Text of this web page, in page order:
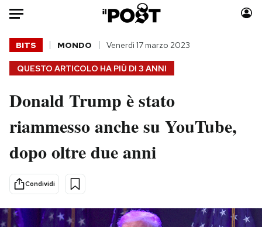
Auto
HOME
Italia
Politica
Tecnologia
Scienza
Economia
Moda
Consumismi
Storie/Idee
Altrecose
QUESTO ARTICOLO HA PIÙ DI 3 ANNI
BITS MONDO Venerdì 17 marzo 2023
Donald Trump è stato
riammesso anche su YouTube,
dopo oltre due anni
Condividi